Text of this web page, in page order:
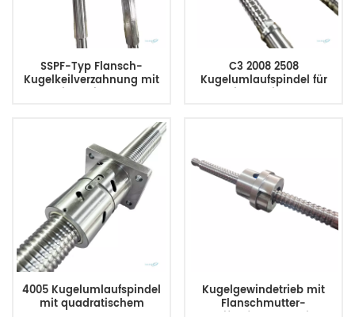
SSPF-Typ Flansch-
Kugelkeilverzahnung mit
integrierter
C3 2008 2508
Kugelumlaufspindel für
industrielle
4005 Kugelumlaufspindel
mit quadratischem
Kugelgewindetrieb mit
Flanschmutter-